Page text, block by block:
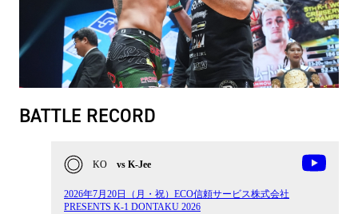
BATTLE RECORD
KO vs K-Jee
2026年7月20日（月・祝）ECO信頼サービス株式会社
PRESENTS K-1 DONTAKU 2026